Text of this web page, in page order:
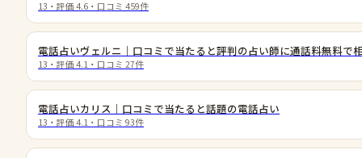
13 ・評価 4.6 ・口コミ 459件
電話占いヴェルニ｜口コミで当たると評判の占い師に通話料無料で
13 ・評価 4.1 ・口コミ 27件
電話占いカリス｜口コミで当たると話題の電話占い
13 ・評価 4.1 ・口コミ 93件